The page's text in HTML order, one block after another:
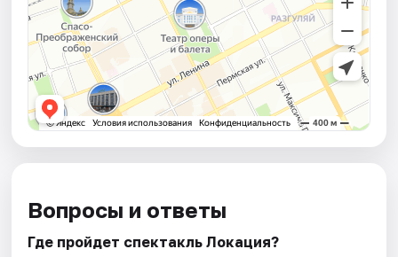
Вопросы и ответы
Где пройдет спектакль Локация?